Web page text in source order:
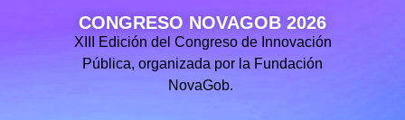
CONGRESO NOVAGOB 2026
XIII Edición del Congreso de Innovación
Pública, organizada por la Fundación
NovaGob.